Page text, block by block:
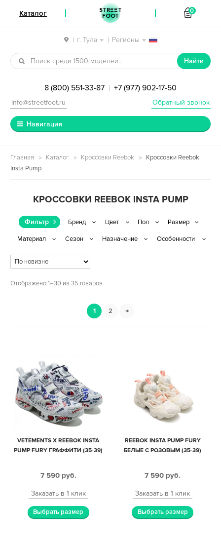
| г. Тула | Регионы
Перейти к навигации
Перейти к содержимому
Найти
8 (800) 551-33-87 | +7 (977) 902-17-50
Обратный звонок
info@streetfoot.ru
Навигация
Главная Каталог Кроссовки Reebok
Кроссовки Reebok
Insta Pump
КРОССОВКИ REEBOK INSTA PUMP
Фильтр
Отображено 1–30 из 35 товаров
1 2 →
VETEMENTS X REEBOK INSTA
PUMP FURY ГРАФФИТИ (35-39)
7 590 руб.
Заказать в 1 клик
Выбрать размер
REEBOK INSTA PUMP FURY
БЕЛЫЕ С РОЗОВЫМ (35-39)
7 590 руб.
Заказать в 1 клик
Выбрать размер
Каталог STREET
FOOT
0